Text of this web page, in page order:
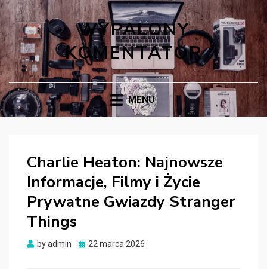
WYPALONY
KOMENTATOR
MENU
Charlie Heaton: Najnowsze
Informacje, Filmy i Życie
Prywatne Gwiazdy Stranger
Things
byadmin
Posted
22 marca 2026